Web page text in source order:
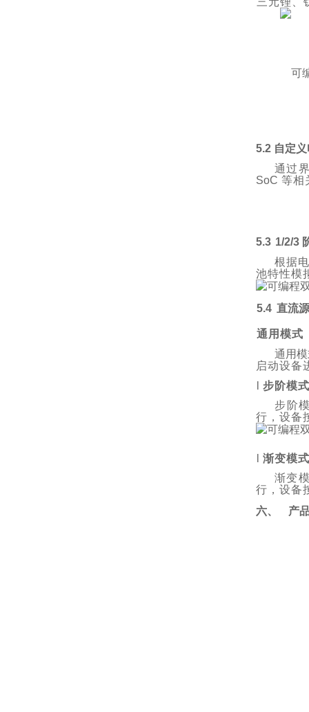
5.2 自定
通过
SoC 等相
5.3 1/2/3
根据
池特性模
5.4 直流
通用模式
通用
启动设备
步阶模
步阶
行，设备
渐变模
渐变
行，设备
六、
产